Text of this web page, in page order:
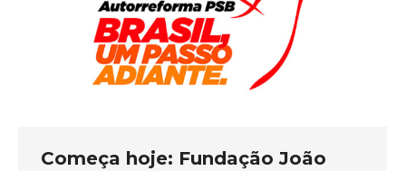
Começa hoje: Fundação João